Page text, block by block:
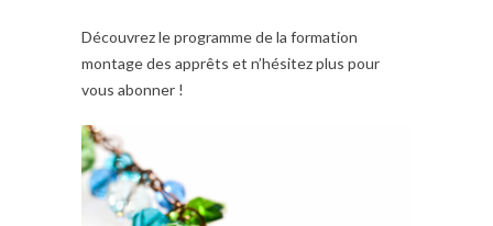
Découvrez le programme de la formation
montage des apprêts et n’hésitez plus pour
vous abonner !